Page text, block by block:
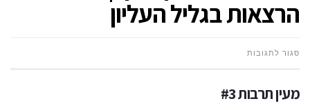
הרצאות בגליל העליון
סגור לתגובותעל
מעין תרבות #3